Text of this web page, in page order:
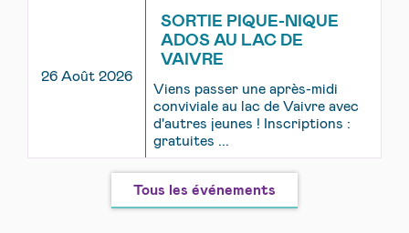
26 Août 2026
SORTIE PIQUE-NIQUE
ADOS AU LAC DE
VAIVRE
Viens passer une après-midi
conviviale au lac de Vaivre avec
d'autres jeunes ! Inscriptions :
gratuites ...
Tous les événements